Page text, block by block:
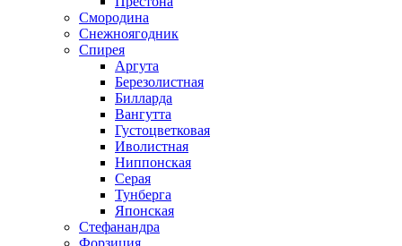
Смородина
Снежноягодник
Спирея
Аргута
Березолистная
Билларда
Вангутта
Густоцветковая
Иволистная
Ниппонская
Серая
Тунберга
Японская
Стефанандра
Форзиция